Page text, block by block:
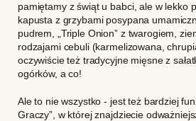
pamiętamy z świąt u babci, ale w lekko
kapusta z grzybami posypana
pudrem, „Triple Onion” z twarogiem,
rodzajami cebuli (karmelizowana,
oczywiście też tradycyjne mięsne z
ogórków, a co!
Ale to nie wszystko - jest też bardziej
Graczy”, w której znajdziecie